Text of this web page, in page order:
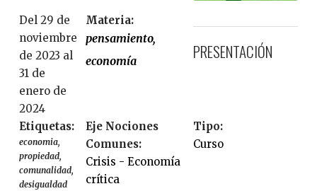
Del 29 de
noviembre
de 2023 al
31 de
enero de
2024
Materia:
pensamiento
economía
PRESENTACIÓN
Etiquetas:
economia
propiedad
comunalidad
desigualdad
Eje Nociones
Comunes:
Crisis - Economía
crítica
Tipo:
Curso